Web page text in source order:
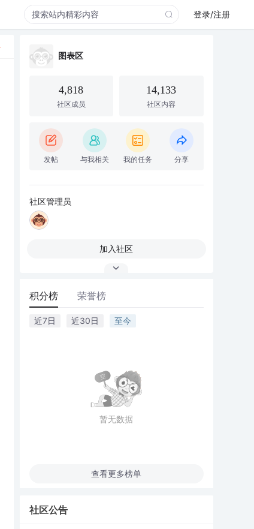
登录/注册
图表区
4,818
社区成员
14,133
社区内容
发帖 与我相关 我的任务 分享
社区管理员
加入社区
积分榜 荣誉榜
近7日 近30日 至今
暂无数据
查看更多榜单
社区公告